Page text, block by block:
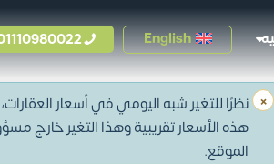
English
× نظرًا للتغير شبه اليومي في أسعار
هذه الأسعار تقريبية وهذا التغير خارج
الموقع.